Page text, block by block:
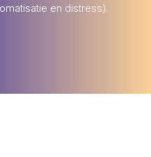
en distress).